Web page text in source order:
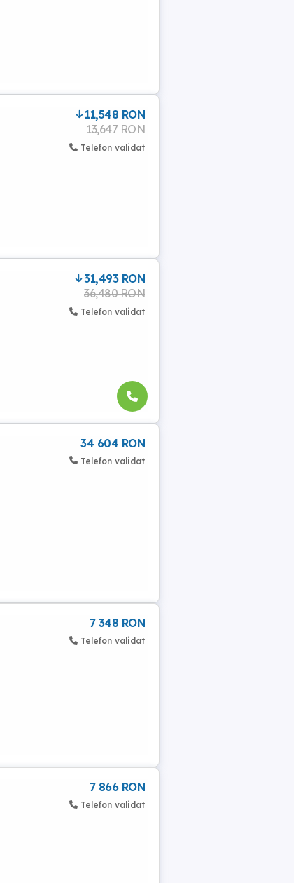
11,548 RON
13,647 RON
Telefon validat
31,493 RON
36,480 RON
Telefon validat
34 604 RON
Telefon validat
7 348 RON
Telefon validat
7 866 RON
Telefon validat